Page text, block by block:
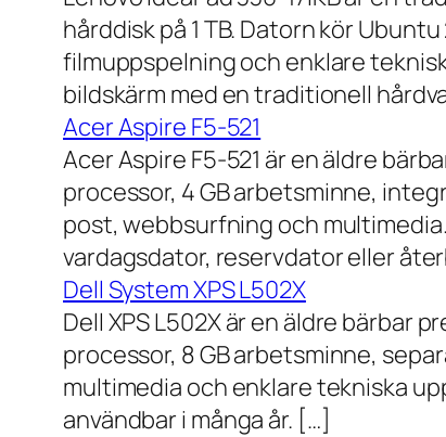
hårddisk på 1 TB. Datorn kör
filmuppspelning och enklare
bildskärm med en traditionell
Acer Aspire F5-521
Acer Aspire F5-521 är en äldre
processor, 4 GB arbetsminne,
post, webbsurfning och
vardagsdator, reservdator eller
Dell System XPS L502X
Dell XPS L502X är en äldre bärbar
processor, 8 GB arbetsminne,
multimedia och enklare tekniska
användbar i många år. […]